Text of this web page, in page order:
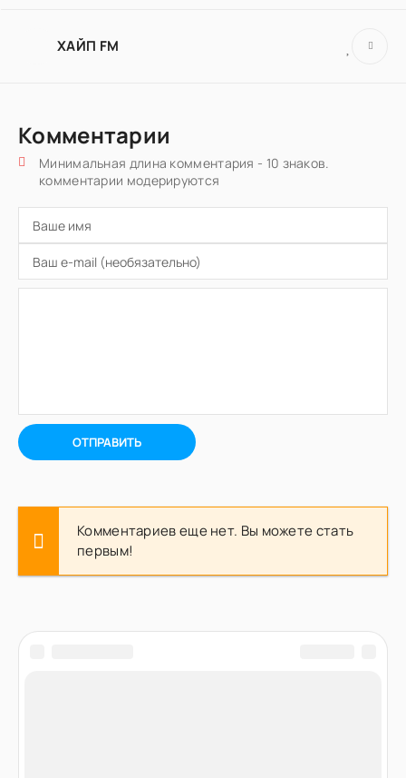
ХАЙП FM
Комментарии
Минимальная длина комментария - 10 знаков.
комментарии модерируются
ОТПРАВИТЬ
Комментариев еще нет. Вы можете стать
первым!